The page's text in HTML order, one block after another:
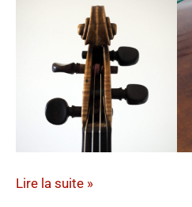
S.Bourgeois
Lire la suite »